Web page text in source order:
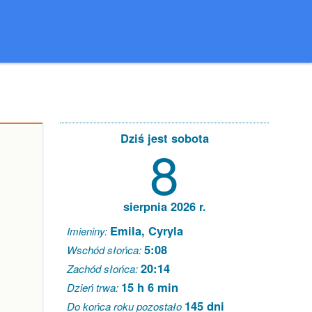
Dziś jest sobota
8
sierpnia 2026 r.
Imieniny: Emila, Cyryla
Wschód słońca:5:08
Zachód słońca:20:14
Dzień trwa: 15 h 6 min
Do końca roku pozostało 145 dni